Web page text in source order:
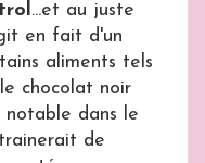
...et au juste
en fait d'un
aliments tels
chocolat noir
dans le
de